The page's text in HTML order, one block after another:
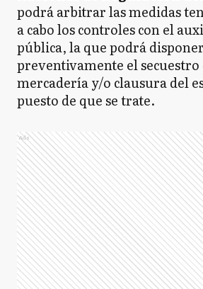
podrá arbitrar las medidas
a cabo los controles con el
pública, la que podrá disponer
preventivamente el secuestro
mercadería y/o clausura del
puesto de que se trate.
Ads